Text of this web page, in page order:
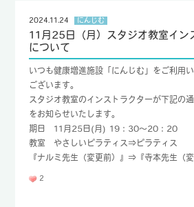
お問合せ
アクセス
お知らせ
TEL : 096-232-
FAX : 096-232-
2024.11.24 にんじむ
11月25日（月）スタジオ教室イン
について
いつも健康増進施設「にんじむ」をご利用
ございます。
スタジオ教室のインストラクターが下記の
をお知らせいたします。
期日 11月25日(月) 19：30～20：20
教室 やさしいピラティス⇒ピラティス
『ナルミ先生（変更前）』⇒『寺本先生（変
2